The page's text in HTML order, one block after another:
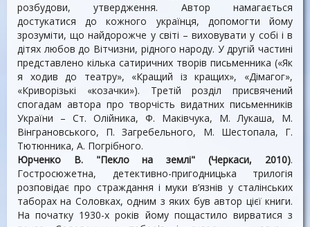
розбудови, утвердження. Автор намагається
достукатися до кожного українця, допомогти йому
зрозуміти, що найдорожче у світі – виховувати у собі і в
дітях любов до Вітчизни, рідного народу. У другій частині
представлено кілька сатиричних творів письменника («Як
я ходив до театру», «Кращий із кращих», «Дімагог»,
«Криворізькі «козачки»). Третій розділ присвячений
спогадам автора про творчість видатних письменників
України – Ст. Олійника, Ф. Маківчука, М. Лукаша, М.
Вінграновського, П. Загребельного, М. Шестопала, Г.
Тютюнника, А. Погрібного.
Юрченко В. "Пекло на землі" (Черкаси, 2010).
Гостросюжетна, детективно-пригодницька трилогія
розповідає про страждання і муки в’язнів у сталінських
таборах на Соловках, одним з яких був автор цієї книги.
На початку 1930-х років йому пощастило вирватися з